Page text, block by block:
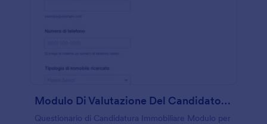
Modulo Di Valutazione Del Candidato Immobiliare
Questionario di Candidatura Immobiliare Modulo per